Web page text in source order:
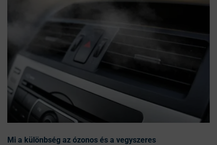
Mi a különbség az ózonos és a vegyszeres